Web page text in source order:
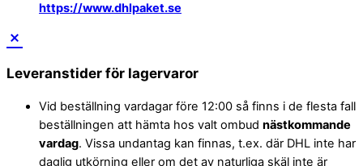
https://www.dhlpaket.se
Leveranstider för lagervaror
Vid beställning vardagar före 12:00 så finns i de flesta fall
beställningen att hämta hos valt ombud nästkommande
vardag. Vissa undantag kan finnas, t.ex. där DHL inte har
daglig utkörning eller om det av naturliga skäl inte är